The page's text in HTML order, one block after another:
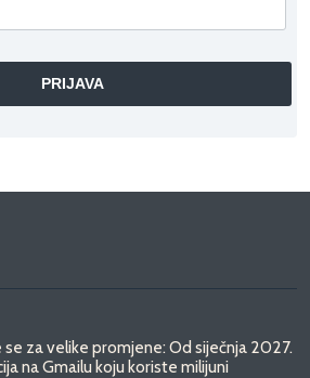
za velike promjene: Od siječnja 2027.
na Gmailu koju koriste milijuni